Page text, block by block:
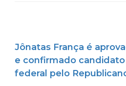
Jônatas França é
e confirmado
federal pelo